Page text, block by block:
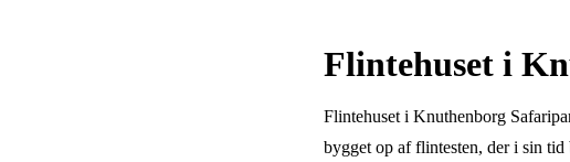
Flintehuset i
Flintehuset i Knuthenborg
bygget op af flintesten, der i sin